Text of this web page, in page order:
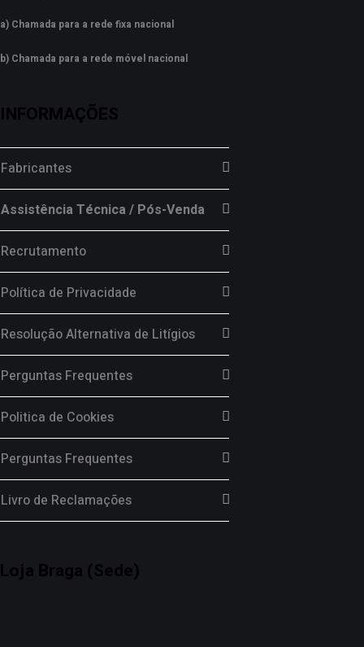
a) Chamada para a rede fixa nacional
b) Chamada para a rede móvel nacional
INFORMAÇÕES
Fabricantes
Assistência Técnica / Pós-Venda
Recrutamento
Política de Privacidade
Resolução Alternativa de Litígios
Perguntas Frequentes
Politica de Cookies
Perguntas Frequentes
Livro de Reclamações
Loja Braga (Sede)